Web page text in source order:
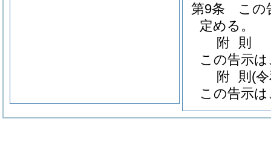
第9条
この
定める。
附 則
この告示
附 則 (
この告示